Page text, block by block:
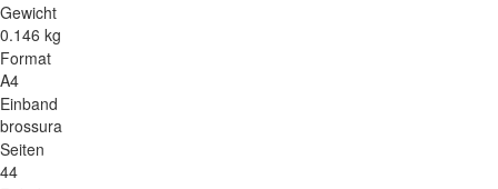
Gewicht
0.146 kg
Format
A4
Einband
brossura
Seiten
44